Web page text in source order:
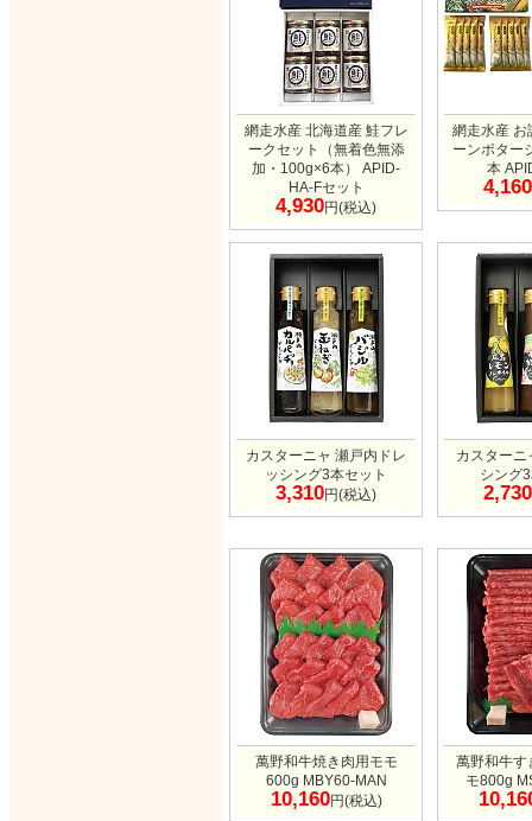
網走水産 北海道産 鮭フレ
ークセット（無着色無添
加・100g×6本） APID-
HA-Fセット
4,930円(税込)
網走水産 お
ーンポター
本
4,160
カスターニャ 瀬戸内ドレ
ッシング3本セット
3,310円(税込)
カスターニ
シング
2,730
萬野和牛焼き肉用モモ
600g MBY60-MAN
10,160円(税込)
萬野和牛す
モ800g